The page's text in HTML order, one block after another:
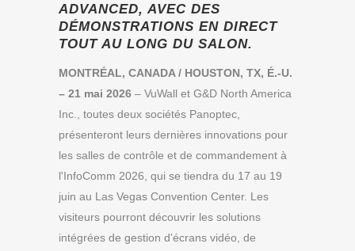
ADVANCED, AVEC DES
DÉMONSTRATIONS EN DIRECT
TOUT AU LONG DU SALON.
MONTRÉAL, CANADA / HOUSTON, TX, É.-U.
– 21 mai 2026 – VuWall et G&D North America
Inc., toutes deux sociétés Panoptec,
présenteront leurs dernières innovations pour
les salles de contrôle et de commandement à
l'InfoComm 2026, qui se tiendra du 17 au 19
juin au Las Vegas Convention Center. Les
visiteurs pourront découvrir les solutions
intégrées de gestion d'écrans vidéo, de